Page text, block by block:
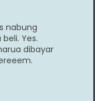
nabung
Yes.
dibayar